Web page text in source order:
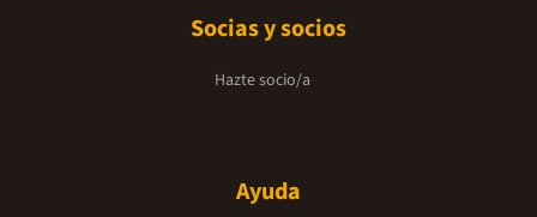
Socias y socios
Hazte socio/a
Ayuda